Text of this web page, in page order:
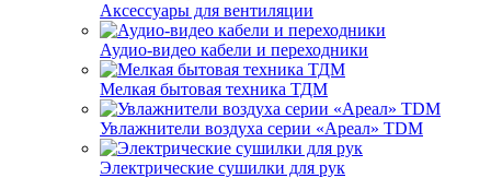
Аксессуары для вентиляции
Аудио-видео кабели и переходники
Мелкая бытовая техника ТДМ
Увлажнители воздуха серии «Ареал» TDM
Электрические сушилки для рук